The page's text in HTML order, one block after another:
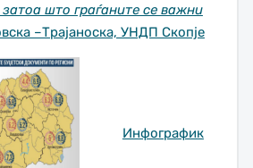
што граѓаните се важни
–Трајаноска, УНДП Скопје
Инфографик